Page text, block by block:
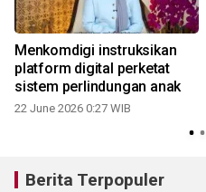
Menkomdigi instruksikan
platform digital perketat
sistem perlindungan anak
22 June 2026 0:27 WIB
Berita Terpopuler